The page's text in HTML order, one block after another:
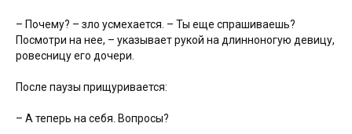
– Почему? – зло усмехается. – Ты еще спрашиваешь?
Посмотри на нее, – указывает рукой на длинноногую девицу,
ровесницу его дочери.
После паузы прищуривается:
– А теперь на себя. Вопросы?